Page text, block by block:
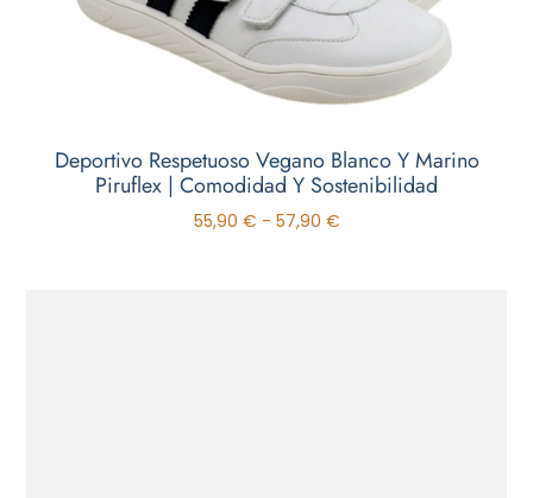
Deportivo Respetuoso Vegano Blanco Y Marino
Piruflex | Comodidad Y Sostenibilidad
55,90 € - 57,90 €